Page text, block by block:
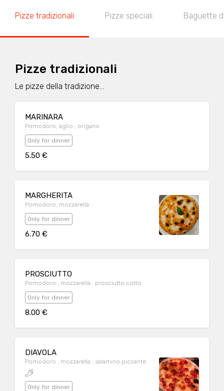
Pizze tradizionali Pizze speciali Baguette
Pizze tradizionali
Le pizze della tradizione...
MARINARA
Pomodoro, aglio , origano
Only for dinner
5.50 €
MARGHERITA
Pomodoro, mozzarella
Only for dinner
6.70 €
PROSCIUTTO
Pomodoro , mozzarella , prosciutto cotto
Only for dinner
8.00 €
DIAVOLA
Pomodoro , mozzarella , salamino piccante
Only for dinner